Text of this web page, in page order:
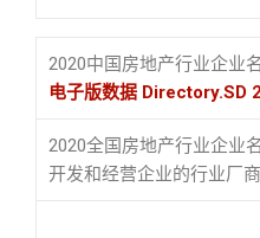
2020中国房地产行业企业
电子版数据 Directory.SD
2020全国房地产行业企业
开发和经营企业的行业厂